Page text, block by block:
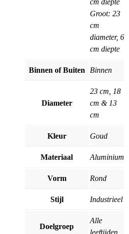
cm diepte
Groot: 23
cm
diameter, 6
cm diepte
Binnen of Buiten Binnen
Diameter
23 cm, 18
cm & 13
cm
Kleur Goud
Materiaal Aluminium
Vorm Rond
Stijl Industrieel
Doelgroep
Alle